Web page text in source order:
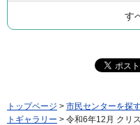
す
トップページ > 市民センターを探
トギャラリー > 令和6年12月 クリ